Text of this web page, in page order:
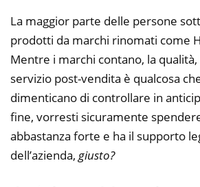
La maggior parte delle persone
prodotti da marchi rinomati come
Mentre i marchi contano, la qualità,
servizio post-vendita è qualcosa
dimenticano di controllare in
fine, vorresti sicuramente
abbastanza forte e ha il supporto
dell’azienda, giusto?